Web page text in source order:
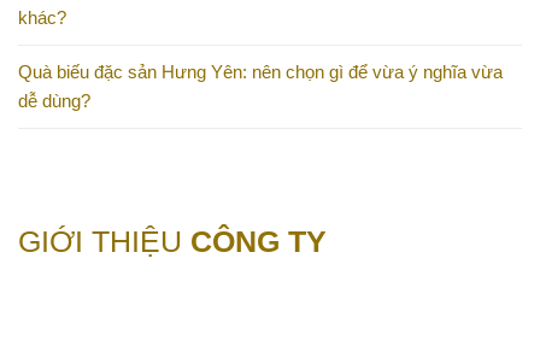
khác?
Quà biếu đặc sản Hưng Yên: nên chọn gì để vừa ý nghĩa vừa
dễ dùng?
GIỚI THIỆU CÔNG TY